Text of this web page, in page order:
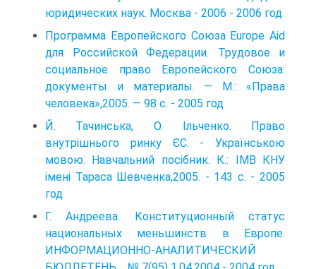
юридических наук. Москва - 2006 - 2006 год
Программа Европейского Союза Europe Aid
для Российской Федерации. Трудовое и
социальное право Европейского Союза:
документы и материалы. — М.: «Права
человека»,2005. — 98 с. - 2005 год
Й. Тачинська, О. Ільченко. Право
внутрішнього ринку ЄС. - Українською
мовою. Навчальний посібник. К.: ІМВ КНУ
імені Тараса Шевченка,2005. - 143 с. - 2005
год
Г. Андреева. Конституционный статус
национальных меньшинств в Европе.
ИНФОРМАЦИОННО-АНАЛИТИЧЕСКИЙ